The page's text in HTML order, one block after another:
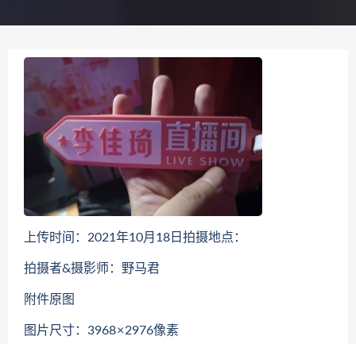
上传时间：2021年10月18日拍摄地点：
拍摄者&摄影师：野马君
附件原图
图片尺寸：3968 × 2976像素